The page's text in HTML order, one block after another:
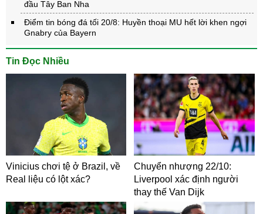
đầu Tây Ban Nha
Điểm tin bóng đá tối 20/8: Huyền thoại MU hết lời khen ngợi
Gnabry của Bayern
Tin Đọc Nhiều
Vinicius chơi tệ ở Brazil, về
Real liệu có lột xác?
Chuyển nhượng 22/10:
Liverpool xác định người
thay thế Van Dijk